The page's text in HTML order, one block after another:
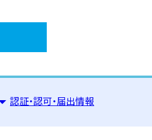
認証・認可・届出情報